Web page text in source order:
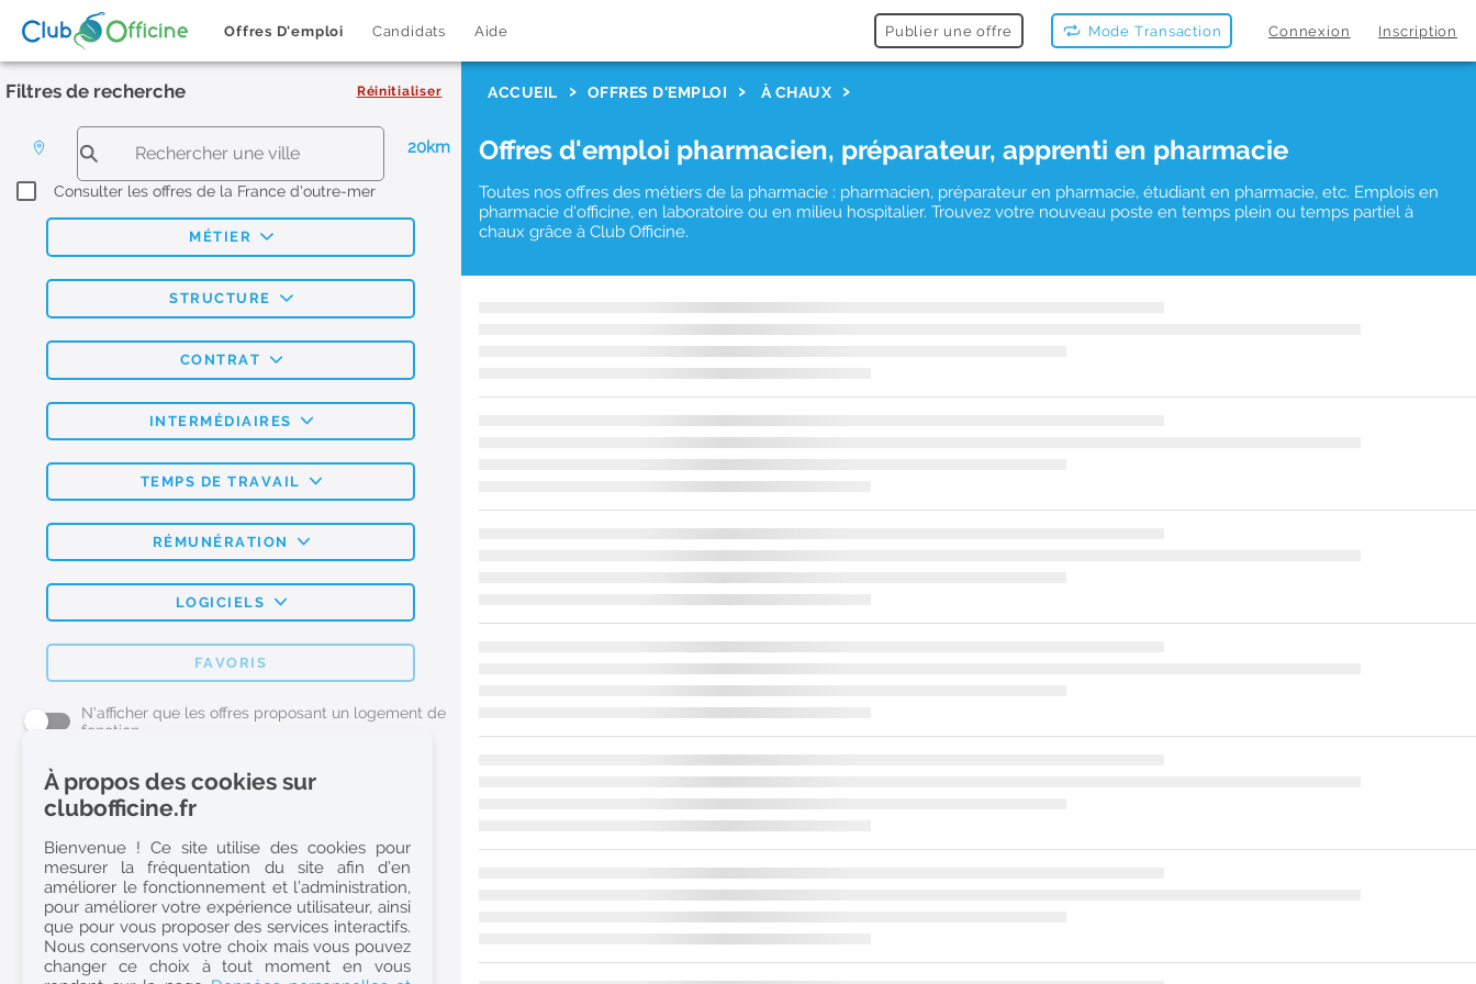
Offres D'emploi Candidats Aide Publier une offre Mode Transaction Connexion Inscription
Filtres de recherche Réinitialiser
20km
Consulter les offres de la France d'outre-mer
MÉTIER
STRUCTURE
CONTRAT
INTERMÉDIAIRES
TEMPS DE TRAVAIL
RÉMUNÉRATION
LOGICIELS
FAVORIS
N'afficher que les offres proposant un logement de
fonction
L'emploi Pharmacie par métier
Pharmacien (H/F)
Préparateur en Pharmacie (H/F)
Etudiant en Pharmacie (H/F)
Etudiant en Pharmacie 6e année validée (H/F)
Conseiller Dermo Cosmetique - Esthéticienne (H/F)
ACCUEIL OFFRES D'EMPLOI À CHAUX
Offres d'emploi pharmacien, préparateur, apprenti en pharmacie
Toutes nos offres des métiers de la pharmacie : pharmacien, préparateur en pharmacie, étudiant en pharmacie, etc. Emplois en
pharmacie d'officine, en laboratoire ou en milieu hospitalier. Trouvez votre nouveau poste en temps plein ou temps partiel à
chaux grâce à Club Officine.
À propos des cookies sur
clubofficine.fr
Bienvenue ! Ce site utilise des cookies pour
mesurer la fréquentation du site afin d’en
améliorer le fonctionnement et l’administration,
pour améliorer votre expérience utilisateur, ainsi
que pour vous proposer des services interactifs.
Nous conservons votre choix mais vous pouvez
changer ce choix à tout moment en vous